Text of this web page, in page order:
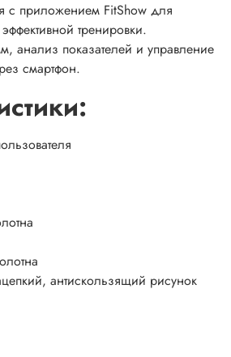
с приложением FitShow для
тренировки.
анализ показателей и управление
смартфон.
антискользящий рисунок